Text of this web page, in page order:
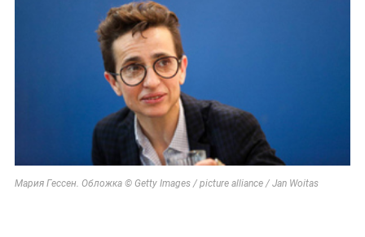
Мария Гессен. Обложка © Getty Images / picture alliance / Jan Woitas